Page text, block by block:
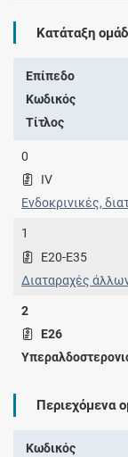
Κατάταξη
Επίπεδο
Κωδικός
Τίτλος
0
IV
Ενδοκρινικές,
1
E20-E35
Διαταραχές
2
E26
Περιεχόμενα
Κωδικός